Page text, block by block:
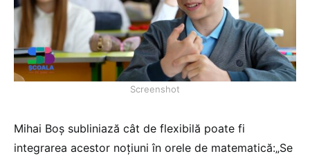
Screenshot
Mihai Boș subliniază cât de flexibilă poate fi
integrarea acestor noțiuni în orele de matematică:„Se